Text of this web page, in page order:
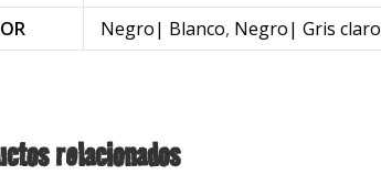
Negro| Blanco, Negro| Gris claro
relacionados